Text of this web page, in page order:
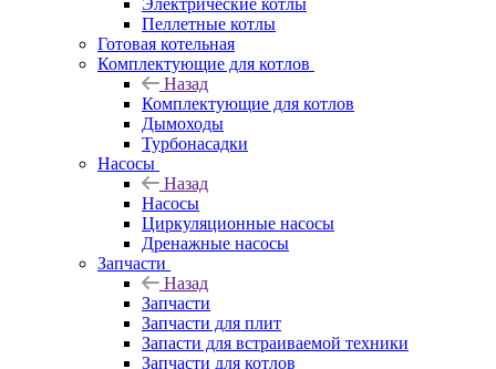
Электрические котлы
Пеллетные котлы
Готовая котельная
Комплектующие для котлов
Назад
Комплектующие для котлов
Дымоходы
Турбонасадки
Насосы
Назад
Насосы
Циркуляционные насосы
Дренажные насосы
Запчасти
Назад
Запчасти
Запчасти для плит
Запасти для встраиваемой техники
Запчасти для котлов